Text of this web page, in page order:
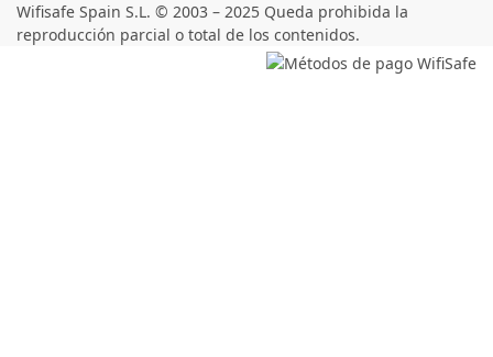
Wifisafe Spain S.L. © 2003 – 2025 Queda prohibida la
reproducción parcial o total de los contenidos.